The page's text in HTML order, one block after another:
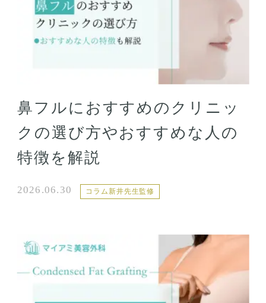
鼻フルにおすすめのクリニッ
クの選び方やおすすめな人の
特徴を解説
2026.06.30 コラム新井先生監修